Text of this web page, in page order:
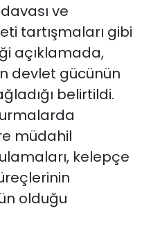
ve
tartışmaları gibi
açıklamada,
devlet gücünün
belirtildi.
müdahil
kelepçe
olduğu